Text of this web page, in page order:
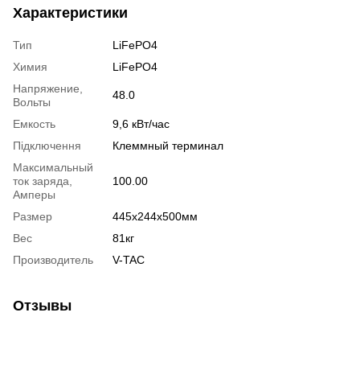
Характеристики
Тип
LiFePO4
Химия
LiFePO4
Напряжение,
Вольты
48.0
Емкость
9,6 кВт/час
Підключення
Клеммный терминал
Максимальный
ток заряда,
Амперы
100.00
Размер
445x244x500мм
Вес
81кг
Производитель
V-TAC
Отзывы